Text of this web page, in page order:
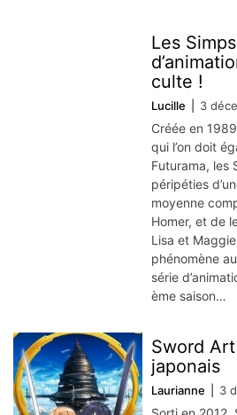
Les
culte !
Lucille 3
Créée en
qui l’on doit
Futurama, les
péripéties
moyenne
Homer, et de
Lisa et
phénomène
série
ème saison…
Sword Art
japonais
Laurianne 3